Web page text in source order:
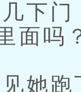
下门
面吗
她跑